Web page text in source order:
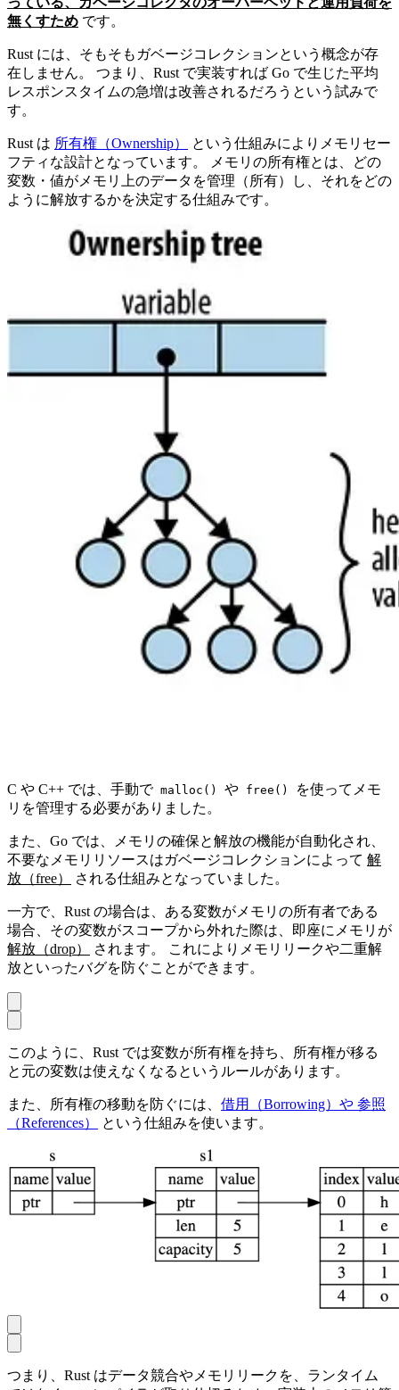
無くすため です。
Rust には、そもそもガベージコレクションという概念が存
在しません。 つまり、Rust で実装すれば Go で生じた平均
レスポンスタイムの急増は改善されるだろうという試みで
す。
Rust は 所有権（Ownership）
という仕組みによりメモリセー
フティな設計となっています。 メモリの所有権とは、どの
変数・値がメモリ上のデータを管理（所有）し、それをどの
ように解放するかを決定する仕組みです。
C や C++ では、手動で malloc() や free()
を使ってメモ
リを管理する必要がありました。
また、Go では、メモリの確保と解放の機能が自動化され、
不要なメモリリソースはガベージコレクションによって 解
放（free）
される仕組みとなっていました。
一方で、Rust の場合は、ある変数がメモリの所有者である
場合、その変数がスコープから外れた際は、即座にメモリが
解放（drop）
されます。 これによりメモリリークや二重解
放といったバグを防ぐことができます。
このように、Rust では変数が所有権を持ち、所有権が移る
と元の変数は使えなくなるというルールがあります。
また、所有権の移動を防ぐには、 借用（Borrowing）や 参照
（References）
という仕組みを使います。
つまり、Rust はデータ競合やメモリリークを、ランタイム